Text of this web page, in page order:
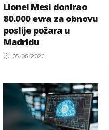
Lionel Mesi donirao
80.000 evra za obnovu
poslije požara u
Madridu
Posted
05/08/2026